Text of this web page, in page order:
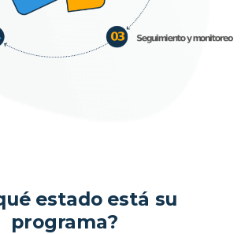
estado está su
programa?